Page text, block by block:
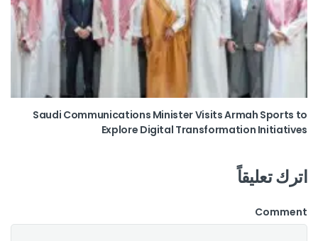
Saudi Communications Minister Visits Armah Sports to
Explore Digital Transformation Initiatives
اترك تعليقاً
Comment